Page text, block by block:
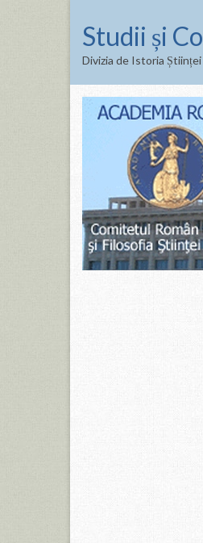
Studii și
Divizia de Istoria Științei